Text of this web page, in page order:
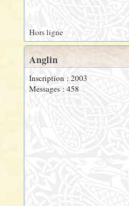
Hors ligne
Anglin
Inscription : 2003
Messages : 458